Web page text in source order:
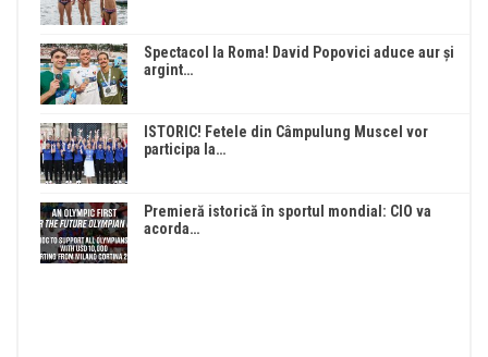
Spectacol la Roma! David Popovici aduce aur și
argint…
ISTORIC! Fetele din Câmpulung Muscel vor
participa la…
Premieră istorică în sportul mondial: CIO va
acorda…